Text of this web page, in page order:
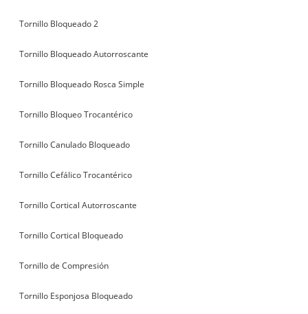
Tornillo Bloqueado 2
Tornillo Bloqueado Autorroscante
Tornillo Bloqueado Rosca Simple
Tornillo Bloqueo Trocantérico
Tornillo Canulado Bloqueado
Tornillo Cefálico Trocantérico
Tornillo Cortical Autorroscante
Tornillo Cortical Bloqueado
Tornillo de Compresión
Tornillo Esponjosa Bloqueado